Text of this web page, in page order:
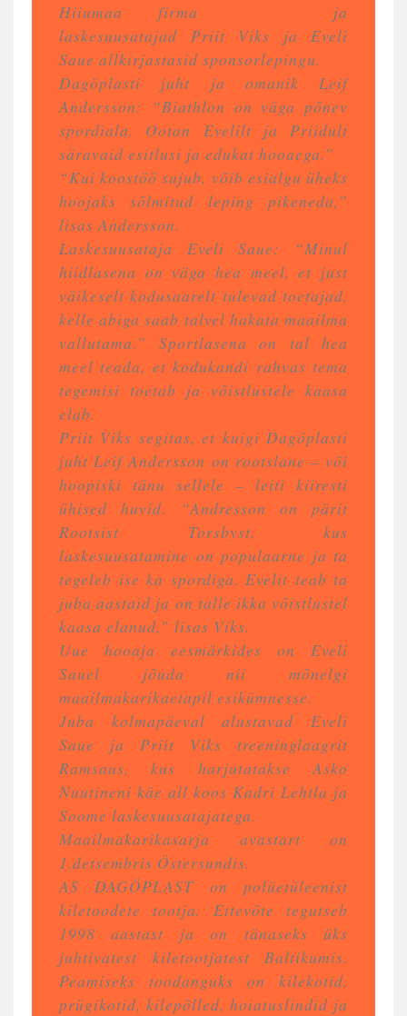
Hiiumaa firma
ja
laskesuusatajad Priit Viks ja Eveli
Saue allkirjastasid sponsorlepingu.
Dagöplasti juht ja omanik Leif
Andersson: “Biathlon on väga põnev
spordiala. Ootan Evelilt ja Priidult
säravaid esitlusi ja edukat hooaega.”
“Kui koostöö sujub, võib esialgu üheks
hoojaks sõlmitud leping pikeneda,”
lisas Andersson.
Laskesuusataja Eveli Saue: “Minul
hiidlasena on väga hea meel, et just
väikeselt kodusaarelt tulevad toetajad,
kelle abiga saab talvel hakata maailma
vallutama.” Sportlasena on tal hea
meel teada, et kodukandi rahvas tema
tegemisi toetab ja võistlustele kaasa
elab.
Priit Viks segitas, et kuigi Dagöplasti
juht Leif Andersson on rootslane – või
hoopiski tänu sellele – leiti kiiresti
ühised huvid. “Andresson on pärit
Rootsist Torsbyst, kus
laskesuusatamine on populaarne ja ta
tegeleb ise ka spordiga. Evelit teab ta
juba aastaid ja on talle ikka võistlustel
kaasa elanud,” lisas Viks.
Uue hooaja eesmärkides on Eveli
Sauel jõuda nii mõnelgi
maailmakarikaetapil esikümnesse.
Juba kolmapäeval alustavad Eveli
Saue ja Priit Viks treeninglaagrit
Ramsaus, kus harjutatakse Asko
Nuutineni käe all koos Kadri Lehtla ja
Soome laskesuusatajatega.
Maailmakarikasarja avastart on
1.detsembris Östersundis.
AS DAGÖPLAST on polüetüleenist
kiletoodete tootja. Ettevõte tegutseb
1998 aastast ja on tänaseks üks
juhtivatest kiletootjatest Baltikumis.
Peamiseks toodanguks on kilekotid,
prügikotid, kilepõlled, hoiatuslindid ja